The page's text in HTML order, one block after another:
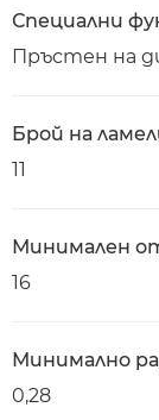
Специални
Пръстен на
Брой на
11
Минимален
16
Минимално
0,28